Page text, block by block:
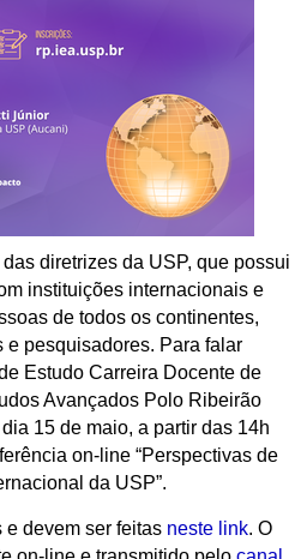
diretrizes da USP, que possui
instituições internacionais e
de todos os continentes,
e pesquisadores. Para falar
Estudo Carreira Docente de
Avançados Polo Ribeirão
15 de maio, a partir das 14h
on-line “Perspectivas de
da USP”.
devem ser feitas neste link. O